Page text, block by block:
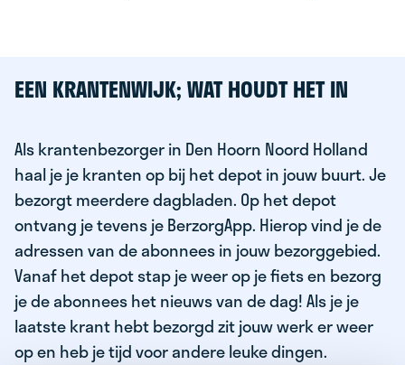
EEN KRANTENWIJK; WAT HOUDT HET IN
Als krantenbezorger in Den Hoorn Noord Holland
haal je je kranten op bij het depot in jouw buurt. Je
bezorgt meerdere dagbladen. Op het depot
ontvang je tevens je BerzorgApp. Hierop vind je de
adressen van de abonnees in jouw bezorggebied.
Vanaf het depot stap je weer op je fiets en bezorg
je de abonnees het nieuws van de dag! Als je je
laatste krant hebt bezorgd zit jouw werk er weer
op en heb je tijd voor andere leuke dingen.